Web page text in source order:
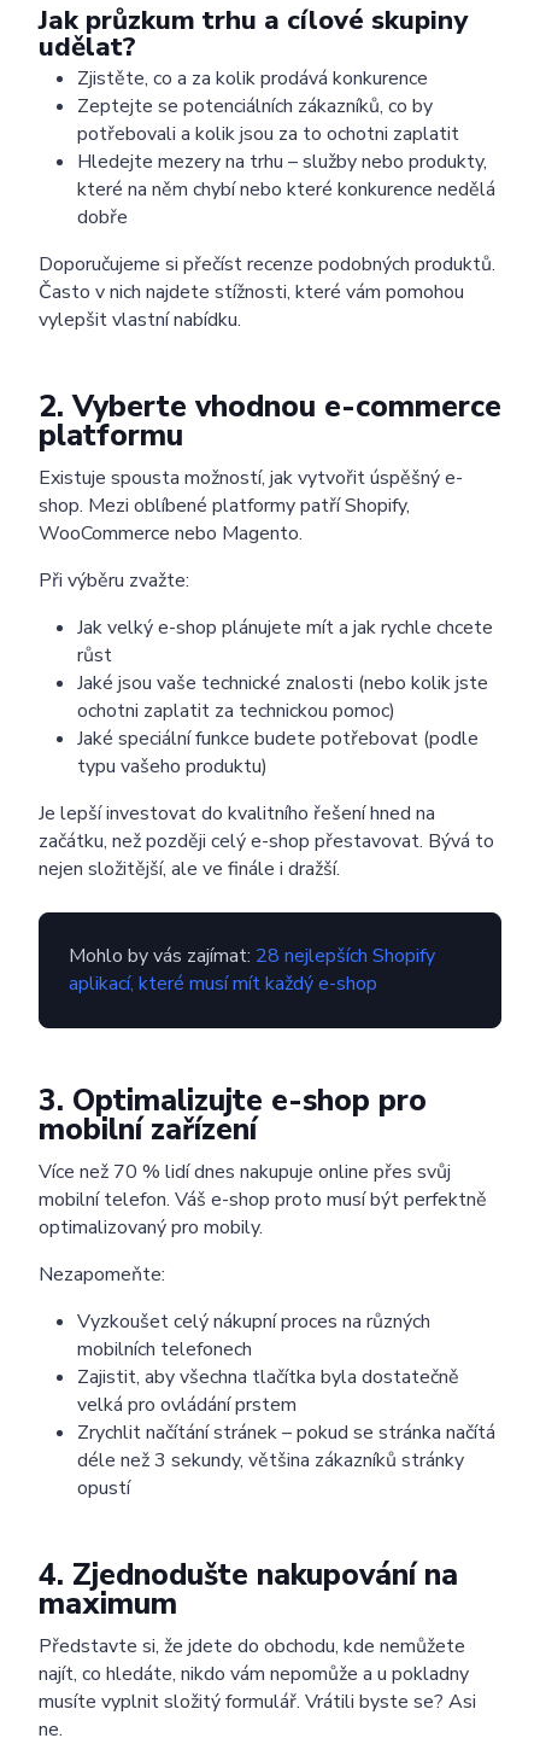
Jak průzkum trhu a cílové skupiny
udělat?
Zjistěte, co a za kolik prodává konkurence
Zeptejte se potenciálních zákazníků, co by
potřebovali a kolik jsou za to ochotni zaplatit
Hledejte mezery na trhu – služby nebo produkty,
které na něm chybí nebo které konkurence nedělá
dobře
Doporučujeme si přečíst recenze podobných produktů.
Často v nich najdete stížnosti, které vám pomohou
vylepšit vlastní nabídku.
2. Vyberte vhodnou e-commerce
platformu
Existuje spousta možností, jak vytvořit úspěšný e-
shop. Mezi oblíbené platformy patří Shopify,
WooCommerce nebo Magento.
Při výběru zvažte:
Jak velký e-shop plánujete mít a jak rychle chcete
růst
Jaké jsou vaše technické znalosti (nebo kolik jste
ochotni zaplatit za technickou pomoc)
Jaké speciální funkce budete potřebovat (podle
typu vašeho produktu)
Je lepší investovat do kvalitního řešení hned na
začátku, než později celý e-shop přestavovat. Bývá to
nejen složitější, ale ve finále i dražší.
Mohlo by vás zajímat: 28 nejlepších Shopify
aplikací, které musí mít každý e-shop
3. Optimalizujte e-shop pro
mobilní zařízení
Více než 70 % lidí dnes nakupuje online přes svůj
mobilní telefon. Váš e-shop proto musí být perfektně
optimalizovaný pro mobily.
Nezapomeňte:
Vyzkoušet celý nákupní proces na různých
mobilních telefonech
Zajistit, aby všechna tlačítka byla dostatečně
velká pro ovládání prstem
Zrychlit načítání stránek – pokud se stránka načítá
déle než 3 sekundy, většina zákazníků stránky
opustí
4. Zjednodušte nakupování na
maximum
Představte si, že jdete do obchodu, kde nemůžete
najít, co hledáte, nikdo vám nepomůže a u pokladny
musíte vyplnit složitý formulář. Vrátili byste se? Asi
ne.